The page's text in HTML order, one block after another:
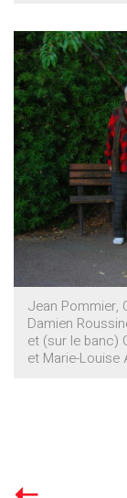
Jean Pommier,
Damien
et (sur le banc)
et Marie-Louise